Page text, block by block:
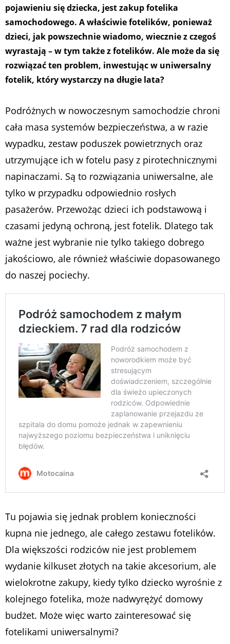
pojawieniu się dziecka, jest zakup fotelika
samochodowego. A właściwie fotelików, ponieważ
dzieci, jak powszechnie wiadomo, wiecznie z czegoś
wyrastają – w tym także z fotelików. Ale może da się
rozwiązać ten problem, inwestując w uniwersalny
fotelik, który wystarczy na długie lata?
Podróżnych w nowoczesnym samochodzie chroni
cała masa systemów bezpieczeństwa, a w razie
wypadku, zestaw poduszek powietrznych oraz
utrzymujące ich w fotelu pasy z pirotechnicznymi
napinaczami. Są to rozwiązania uniwersalne, ale
tylko w przypadku odpowiednio rosłych
pasażerów. Przewożąc dzieci ich podstawową i
czasami jedyną ochroną, jest fotelik. Dlatego tak
ważne jest wybranie nie tylko takiego dobrego
jakościowo, ale również właściwie dopasowanego
do naszej pociechy.
Tu pojawia się jednak problem konieczności
kupna nie jednego, ale całego zestawu fotelików.
Dla większości rodziców nie jest problemem
wydanie kilkuset złotych na takie akcesorium, ale
wielokrotne zakupy, kiedy tylko dziecko wyrośnie z
kolejnego fotelika, może nadwyrężyć domowy
budżet. Może więc warto zainteresować się
fotelikami uniwersalnymi?